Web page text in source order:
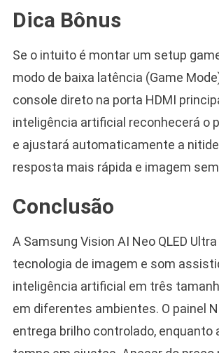
Dica Bônus
Se o intuito é montar um setup
modo de baixa latência (Game
console direto na porta HDMI
inteligência artificial reconhecerá o
e ajustará automaticamente a
resposta mais rápida e imagem
Conclusão
A Samsung Vision AI Neo QLED
tecnologia de imagem e som
inteligência artificial em três
em diferentes ambientes. O painel
entrega brilho controlado, enquanto